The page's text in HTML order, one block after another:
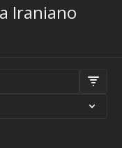
Iraniano